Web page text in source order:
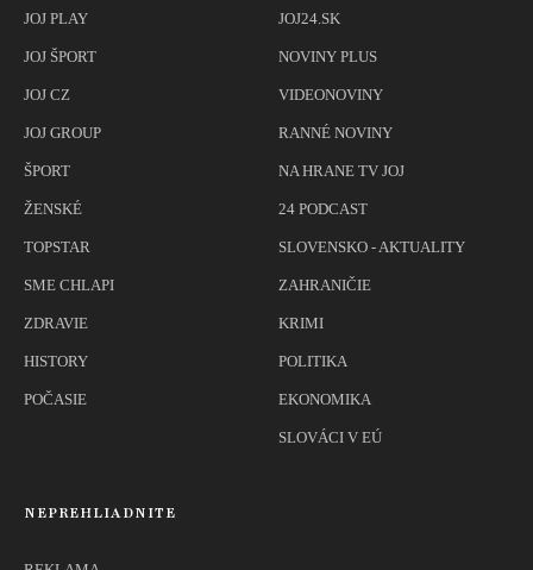
JOJ PLAY
JOJ ŠPORT
JOJ CZ
JOJ GROUP
ŠPORT
ŽENSKÉ
TOPSTAR
SME CHLAPI
ZDRAVIE
HISTORY
POČASIE
JOJ24.SK
NOVINY PLUS
VIDEONOVINY
RANNÉ NOVINY
NA HRANE TV JOJ
24 PODCAST
SLOVENSKO - AKTUALITY
ZAHRANIČIE
KRIMI
POLITIKA
EKONOMIKA
SLOVÁCI V EÚ
NEPREHLIADNITE